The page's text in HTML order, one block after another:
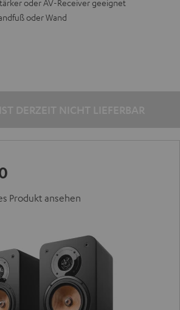
oder AV-Receiver geeignet
oder Wand
Produkt ansehen